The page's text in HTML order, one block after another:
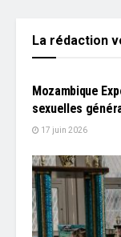
La rédaction
L'EDITO
Mozambique
sexuelles
17 juin 2026